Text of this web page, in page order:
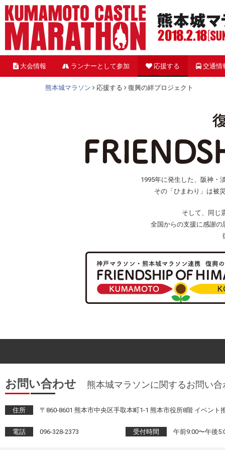
大会情報 ランナーとして参加 応援する 交通情
熊本城マラソン 応援する 復興の絆プロジェクト
1995年に発生した、阪神・
その「ひまわり」は被
そして、同じ
全国からの支援に感謝
お問い合わせ 熊本城マラソンに関するお問い
住所 〒860-8601 熊本市中央区手取本町1-1 熊本市役所8階 イベント
電話 096-328-2373 受付時間 午前9:00〜午後